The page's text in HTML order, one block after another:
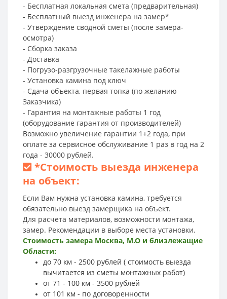
- Бесплатная локальная смета (предварительная)
- Бесплатный выезд инженера на замер*
- Утверждение сводной сметы (после замера-
осмотра)
- Сборка заказа
- Доставка
- Погрузо-разгрузочные такелажные работы
- Установка камина под ключ
- Сдача объекта, первая топка (по желанию
Заказчика)
- Гарантия на монтажные работы 1 год
(оборудование гарантия от производителей)
Возможно увеличение гарантии 1+2 года, при
оплате за сервисное обслуживание 1 раз в год на 2
года - 30000 рублей.
*Стоимость выезда инженера
на объект:
Если Вам нужна установка камина, требуется
обязательно выезд замерщика на объект.
Для расчета материалов, возможности монтажа,
замер. Рекомендации в выборе места установки.
Стоимость замера Москва, М.О и близлежащие
Области:
до 70 км - 2500 рублей ( стоимость выезда
вычитается из сметы монтажных работ)
от 71 - 100 км - 3500 рублей
от 101 км - по договоренности